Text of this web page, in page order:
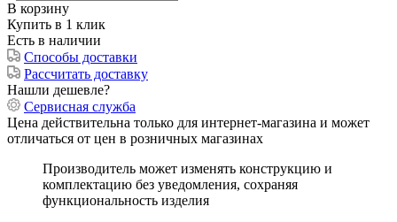
В корзину
Купить в 1 клик
Есть в наличии
Способы доставки
Рассчитать доставку
Нашли дешевле?
Сервисная служба
Цена действительна только для интернет-магазина и может
отличаться от цен в розничных магазинах
Производитель может изменять конструкцию и
комплектацию без уведомления, сохраняя
функциональность изделия